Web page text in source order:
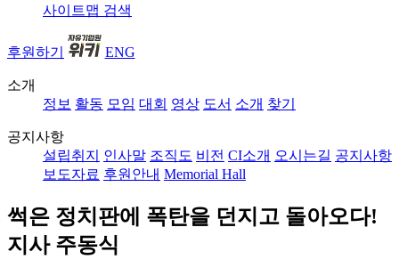
사이트맵 검색
후원하기 ENG
소개
정보 활동 모임 대회 영상 도서 소개 찾기
공지사항
설립취지
인사말 조직도 비전 CI소개 오시는길 공지사항
보도자료 후원안내 Memorial Hall
썩은 정치판에 폭탄을 던지고 돌아오다!
지사 주동식